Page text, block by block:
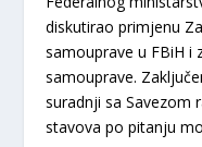
diskutirao primjenu
samouprave u FBiH i
samouprave.
suradnji sa Savezom
stavova po pitanju